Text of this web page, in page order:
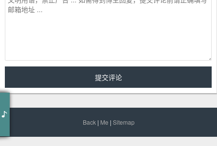
Back| Me | Sitemap
小野来了
童话镇 - 小野来了